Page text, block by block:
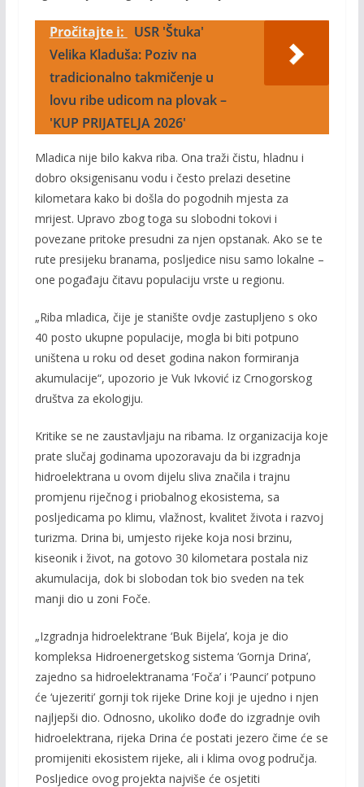
Pročitajte i:
USR 'Štuka'
Velika Kladuša: Poziv na
tradicionalno takmičenje u
lovu ribe udicom na plovak –
'KUP PRIJATELJA 2026'
Mladica nije bilo kakva riba. Ona traži čistu, hladnu i
dobro oksigenisanu vodu i često prelazi desetine
kilometara kako bi došla do pogodnih mjesta za
mrijest. Upravo zbog toga su slobodni tokovi i
povezane pritoke presudni za njen opstanak. Ako se te
rute presijeku branama, posljedice nisu samo lokalne –
one pogađaju čitavu populaciju vrste u regionu.
„Riba mladica, čije je stanište ovdje zastupljeno s oko
40 posto ukupne populacije, mogla bi biti potpuno
uništena u roku od deset godina nakon formiranja
akumulacije“, upozorio je Vuk Ivković iz Crnogorskog
društva za ekologiju.
Kritike se ne zaustavljaju na ribama. Iz organizacija koje
prate slučaj godinama upozoravaju da bi izgradnja
hidroelektrana u ovom dijelu sliva značila i trajnu
promjenu riječnog i priobalnog ekosistema, sa
posljedicama po klimu, vlažnost, kvalitet života i razvoj
turizma. Drina bi, umjesto rijeke koja nosi brzinu,
kiseonik i život, na gotovo 30 kilometara postala niz
akumulacija, dok bi slobodan tok bio sveden na tek
manji dio u zoni Foče.
„Izgradnja hidroelektrane ‘Buk Bijela’, koja je dio
kompleksa Hidroenergetskog sistema ‘Gornja Drina’,
zajedno sa hidroelektranama ‘Foča’ i ‘Paunci’ potpuno
će ‘ujezeriti’ gornji tok rijeke Drine koji je ujedno i njen
najljepši dio. Odnosno, ukoliko dođe do izgradnje ovih
hidroelektrana, rijeka Drina će postati jezero čime će se
promijeniti ekosistem rijeke, ali i klima ovog područja.
Posljedice ovog projekta najviše će osjetiti